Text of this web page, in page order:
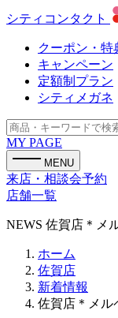
シティコンタクト
クーポン・特
キャンペーン
定額制プラン
シティメガネ
MY PAGE
MENU
来店・相談会予約
店舗一覧
NEWS 佐賀店＊メ
ホーム
佐賀店
新着情報
佐賀店＊メ